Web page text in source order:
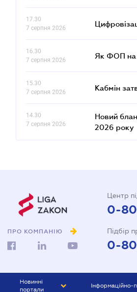
17.30
7 серпня 2026
16.30
7 серпня 2026
Як ФОП на
15.30
7 серпня 2026
Кабмін
14.30
7 серпня 2026
Новий
2026 року
ПРО КОМПАНІЮ
Центр
0-
Підбір
0-
Новинні
портали
Інформаційно-